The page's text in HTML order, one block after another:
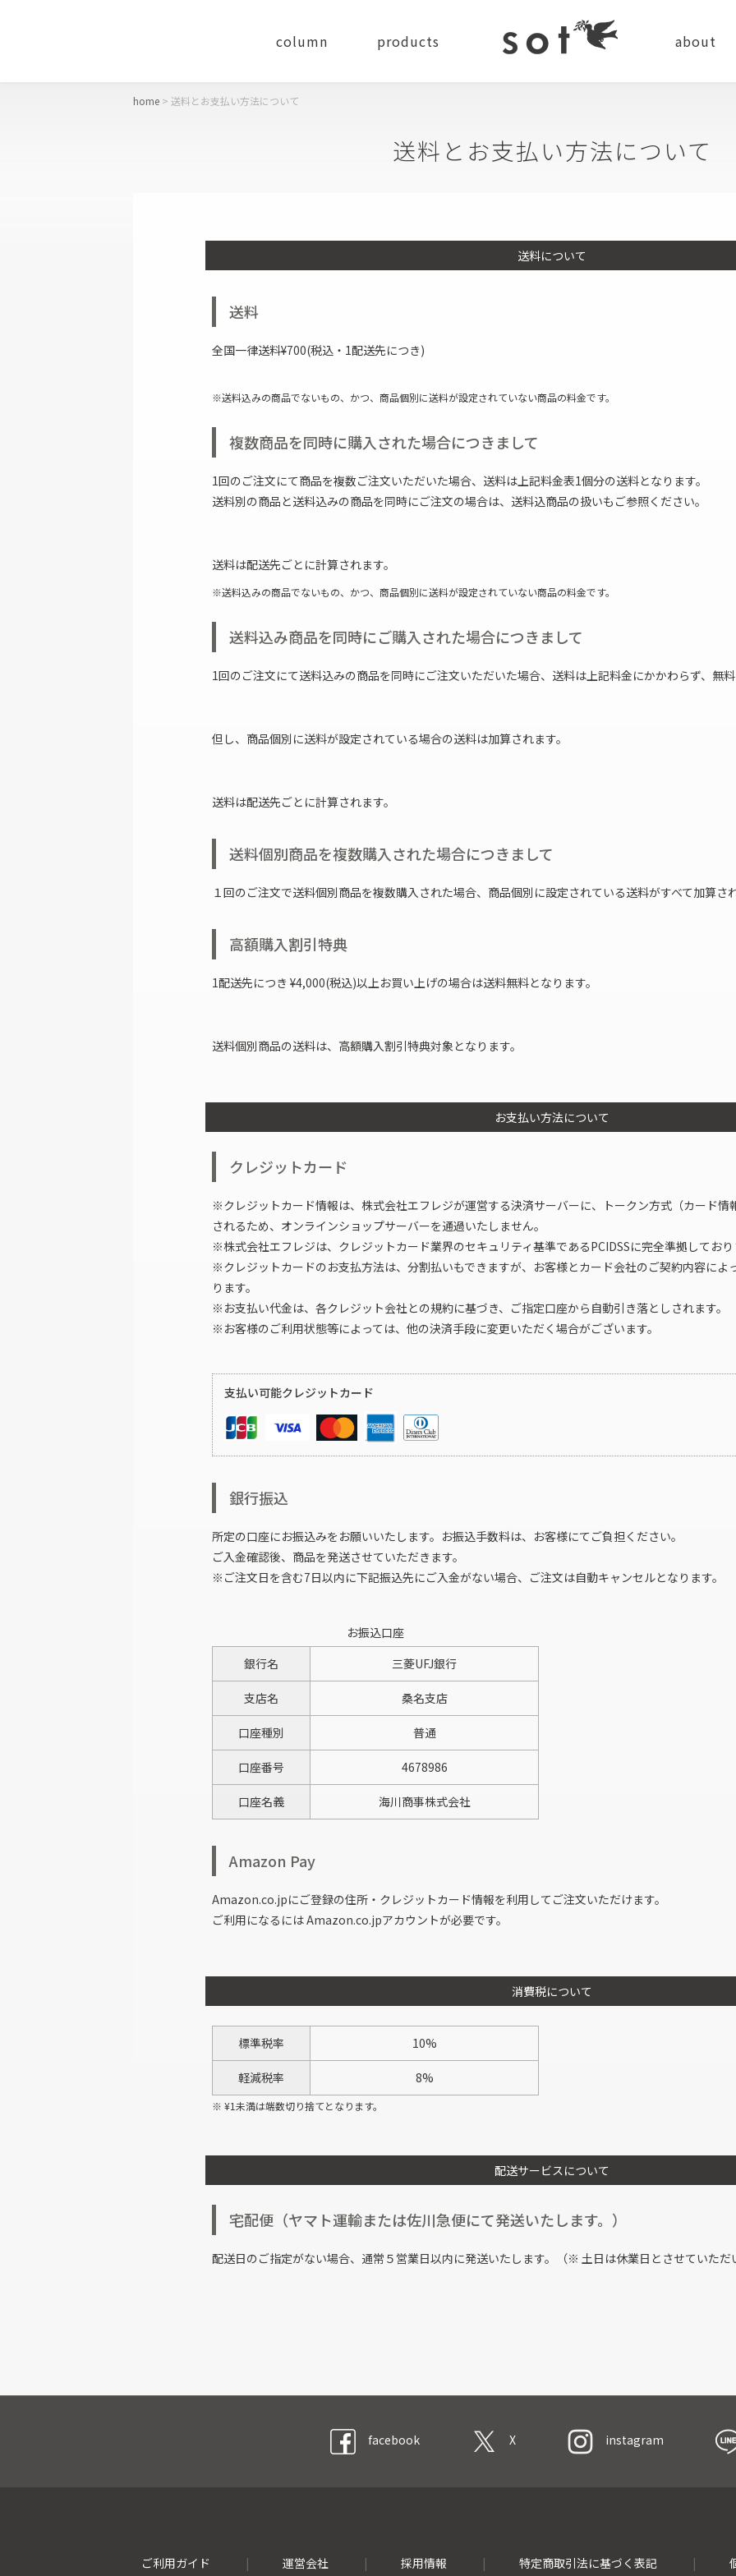
column products
ステーショナリー
コンパクト財布
ファスナー付き財布
トートバッグ
ボディバッグ ステーショナリー
about
home 送料とお支払い方法について
送料とお支払い方法について
送料について
送料
全国一律送料¥700(税込・1配送先につき)
送料込みの商品でないもの、かつ、商品個別に送料が設定されていない商品の料金です。
複数商品を同時に購入された場合につきまして
1回のご注文にて商品を複数ご注文いただいた場合、送料は上記料金表1個分の送料となります。
送料別の商品と送料込みの商品を同時にご注文の場合は、送料込商品の扱いもご参照ください。
送料は配送先ごとに計算されます。
送料込みの商品でないもの、かつ、商品個別に送料が設定されていない商品の料金です。
送料込み商品を同時にご購入された場合につきまして
1回のご注文にて送料込みの商品を同時にご注文いただいた場合、送料は上記料金にかかわらず、無
但し、商品個別に送料が設定されている場合の送料は加算されます。
送料は配送先ごとに計算されます。
送料個別商品を複数購入された場合につきまして
１回のご注文で送料個別商品を複数購入された場合、商品個別に設定されている送料がすべて加算さ
高額購入割引特典
1配送先につき ¥4,000(税込)以上お買い上げの場合は送料無料となります。
送料個別商品の送料は、高額購入割引特典対象となります。
お支払い方法について
クレジットカード
※クレジットカード情報は、株式会社エフレジが運営する決済サーバーに、トークン方式（カード情
されるため、オンラインショップサーバーを通過いたしません。
※株式会社エフレジは、クレジットカード業界のセキュリティ基準であるPCIDSSに完全準拠してお
※クレジットカードのお支払方法は、分割払いもできますが、お客様とカード会社のご契約内容によ
ります。
※お支払い代金は、各クレジット会社との規約に基づき、ご指定口座から自動引き落としされます。
※お客様のご利用状態等によっては、他の決済手段に変更いただく場合がございます。
支払い可能クレジットカード
銀行振込
所定の口座にお振込みをお願いいたします。お振込手数料は、お客様にてご負担ください。
ご入金確認後、商品を発送させていただきます。
※ご注文日を含む7日以内に下記振込先にご入金がない場合、ご注文は自動キャンセルとなります。
お振込口座
銀行名
三菱UFJ銀行
支店名 桑名支店
口座種別 普通
口座番号 4678986
口座名義 海川商事株式会社
Amazon Pay
Amazon.co.jpにご登録の住所・クレジットカード情報を利用してご注文いただけます。
ご利用になるには Amazon.co.jpアカウントが必要です。
消費税について
標準税率 10%
軽減税率 8%
¥1未満は端数切り捨てとなります。
配送サービスについて
宅配便（ヤマト運輸または佐川急便にて発送いたします。）
配送日のご指定がない場合、通常５営業日以内に発送いたします。（※ 土日は休業日とさせていただ
facebook X instagram
ご利用ガイド 運営会社 採用情報 特定商取引法に基づく表記